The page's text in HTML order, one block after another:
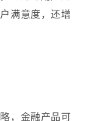
满意度，还增
，金融产品可